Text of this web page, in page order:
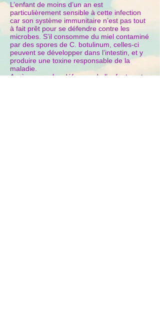
L’enfant de moins d’un an est
particulièrement sensible à cette infection
car son système immunitaire n’est pas tout
à fait prêt pour se défendre contre les
microbes. S’il consomme du miel contaminé
par des spores de C. botulinum, celles-ci
peuvent se développer dans l’intestin, et y
produire une toxine responsable de la
maladie.
Après un an, les défenses de l’enfant sont